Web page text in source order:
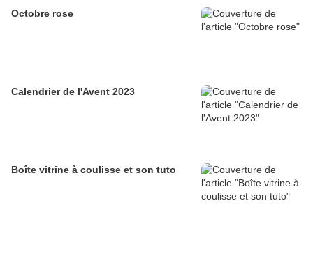
Octobre rose
Calendrier de l'Avent 2023
Boîte vitrine à coulisse et son tuto